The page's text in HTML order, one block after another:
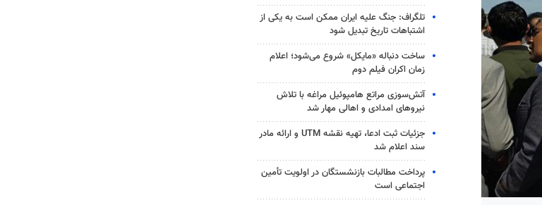
تلگراف: جنگ علیه ایران ممکن است به یکی از
اشتباهات تاریخ تبدیل شود
ساخت دنباله «مایکل» شروع می‌شود؛ اعلام
زمان اکران فیلم دوم
آتش‌سوزی مراتع هامپوئیل مراغه با تلاش
نیروهای امدادی و اهالی مهار شد
جزئیات ثبت ادعا، تهیه نقشه UTM و ارائه مادر
سند اعلام شد
پرداخت مطالبات بازنشستگان در اولویت تأمین
اجتماعی است